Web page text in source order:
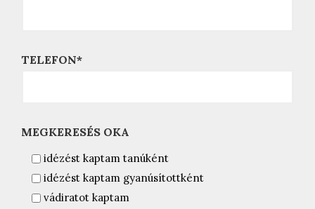
TELEFON*
MEGKERESÉS OKA
idézést kaptam tanúként
idézést kaptam gyanúsítottként
vádiratot kaptam